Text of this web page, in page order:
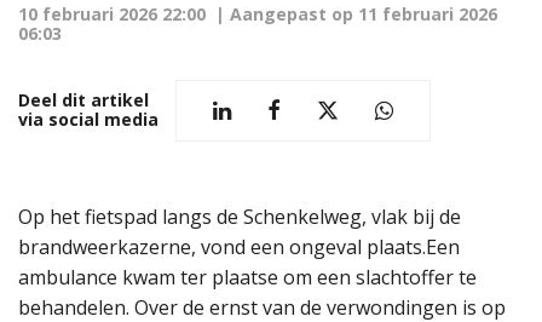
10 februari 2026 22:00 | Aangepast op 11 februari 2026
06:03
Deel dit artikel
via social media
Op het fietspad langs de Schenkelweg, vlak bij de
brandweerkazerne, vond een ongeval plaats.Een
ambulance kwam ter plaatse om een slachtoffer te
behandelen. Over de ernst van de verwondingen is op